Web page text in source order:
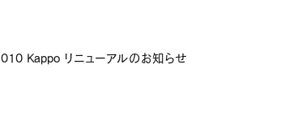
010 Kappo リニューアルのお知らせ